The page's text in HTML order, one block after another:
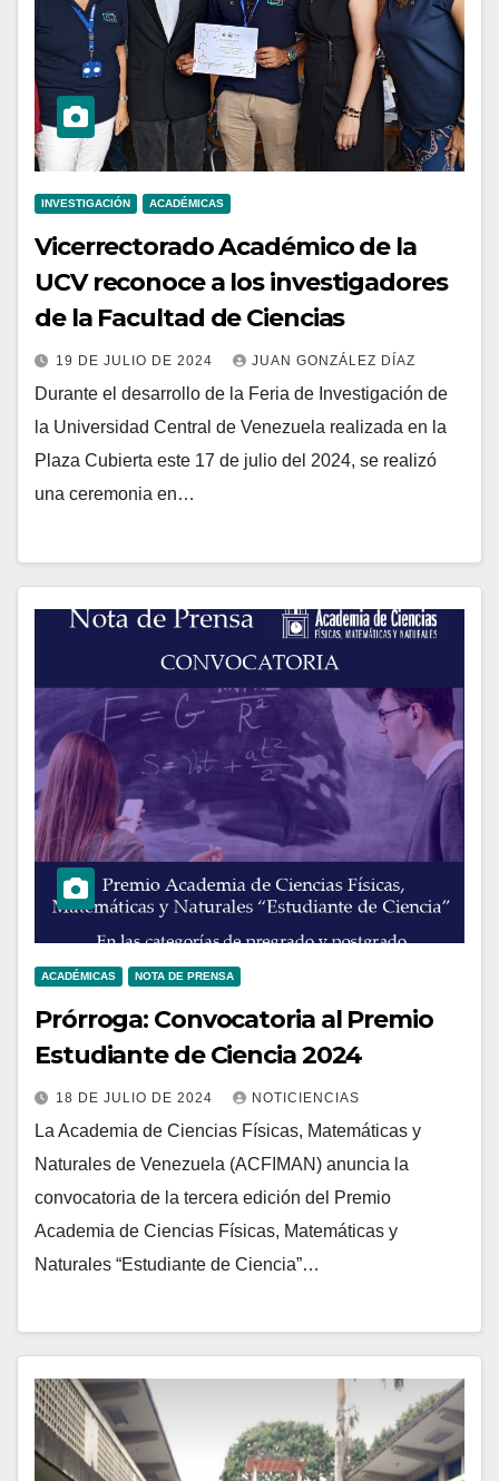
INVESTIGACIÓN ACADÉMICAS
Vicerrectorado Académico de la
UCV reconoce a los investigadores
de la Facultad de Ciencias
19 DE JULIO DE 2024 JUAN GONZÁLEZ DÍAZ
Durante el desarrollo de la Feria de Investigación de
la Universidad Central de Venezuela realizada en la
Plaza Cubierta este 17 de julio del 2024, se realizó
una ceremonia en…
ACADÉMICAS NOTA DE PRENSA
Prórroga: Convocatoria al Premio
Estudiante de Ciencia 2024
18 DE JULIO DE 2024 NOTICIENCIAS
La Academia de Ciencias Físicas, Matemáticas y
Naturales de Venezuela (ACFIMAN) anuncia la
convocatoria de la tercera edición del Premio
Academia de Ciencias Físicas, Matemáticas y
Naturales “Estudiante de Ciencia”…